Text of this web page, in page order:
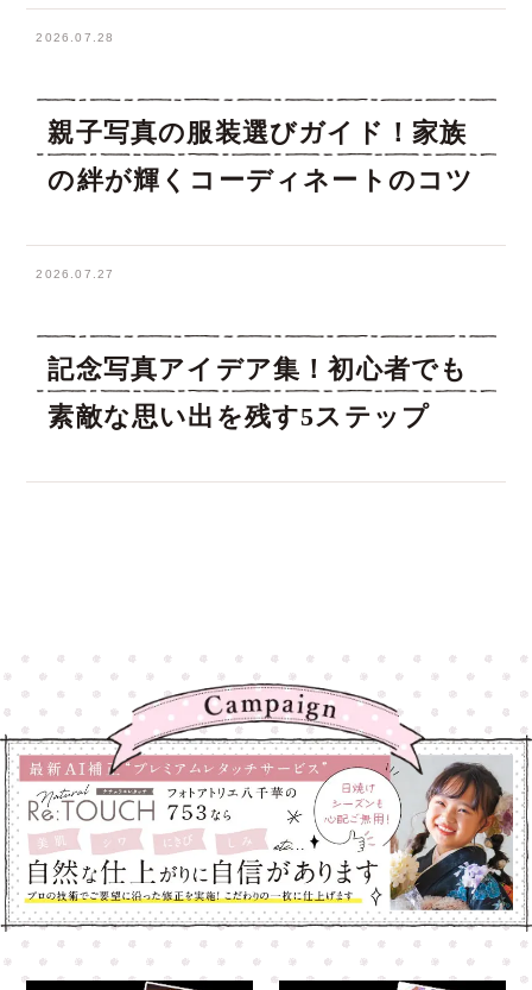
2026.07.28
親子写真の服装選びガイド！家族
の絆が輝くコーディネートのコツ
2026.07.27
記念写真アイデア集！初心者でも
素敵な思い出を残す5ステップ